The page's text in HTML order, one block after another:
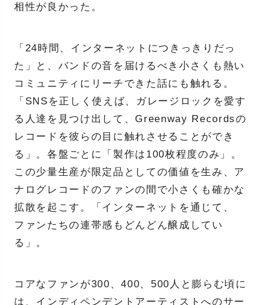
相性が良かった。
「24時間、インターネットにつきっきりだっ
た」と、バンドの音を届けるべき小さくも熱い
コミュニティにリーチできた話にも触れる。
「SNSを正しく使えば、ガレージロックを愛す
る人達を見つけ出して、Greenway Recordsの
レコードを彼らの目に触れさせることができ
る」。各盤ごとに「製作は100枚程度のみ」。
この少量生産が限定品としての価値を生み、ア
ナログレコードのファンの間で小さくも確かな
拡散を起こす。「インターネットを通じて、
ファンたちの連帯感もどんどん醸成してい
る」。
コアなファンが300、400、500人と膨らむ頃に
は、インディペンデントアーティストへのサー